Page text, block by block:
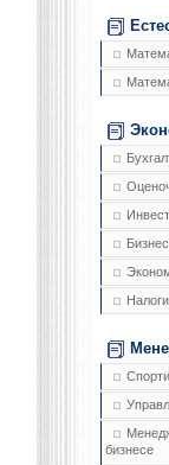
Бизнес
Налоги
бизнесе